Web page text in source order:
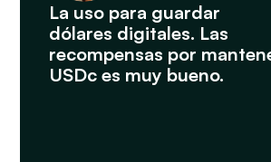
La uso para guardar
dólares digitales. Las
recompensas por
USDc es muy bueno.